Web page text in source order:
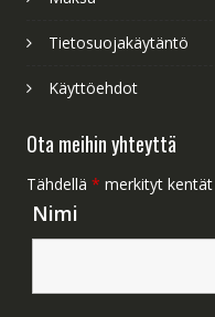
Tietosuojakäytäntö
Käyttöehdot
Ota meihin yhteyttä
Tähdellä * merkityt
Nimi